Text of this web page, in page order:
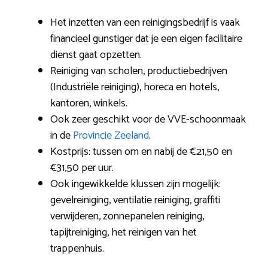
Het inzetten van een reinigingsbedrijf is vaak
financieel gunstiger dat je een eigen facilitaire
dienst gaat opzetten.
Reiniging van scholen, productiebedrijven
(Industriële reiniging), horeca en hotels,
kantoren, winkels.
Ook zeer geschikt voor de VVE-schoonmaak
in deProvincie Zeeland.
Kostprijs: tussen om en nabij de €21,50 en
€31,50 per uur.
Ook ingewikkelde klussen zijn mogelijk:
gevelreiniging, ventilatie reiniging, graffiti
verwijderen, zonnepanelen reiniging,
tapijtreiniging, het reinigen van het
trappenhuis.